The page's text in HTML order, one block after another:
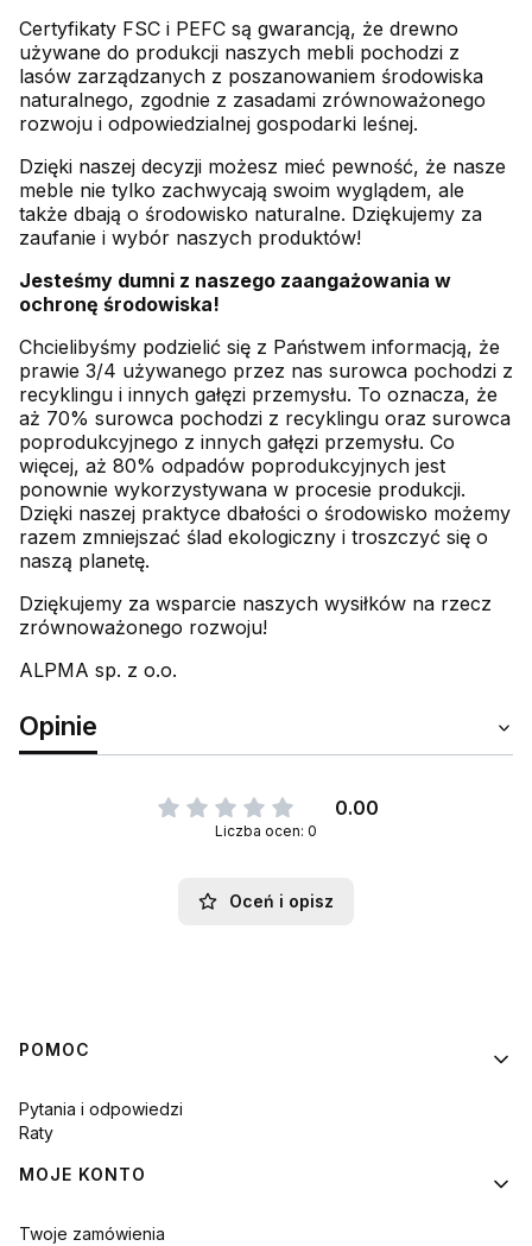
Certyfikaty FSC i PEFC są gwarancją, że drewno
używane do produkcji naszych mebli pochodzi z
lasów zarządzanych z poszanowaniem środowiska
naturalnego, zgodnie z zasadami zrównoważonego
rozwoju i odpowiedzialnej gospodarki leśnej.
Dzięki naszej decyzji możesz mieć pewność, że nasze
meble nie tylko zachwycają swoim wyglądem, ale
także dbają o środowisko naturalne. Dziękujemy za
zaufanie i wybór naszych produktów!
Jesteśmy dumni z naszego zaangażowania w
ochronę środowiska!
Chcielibyśmy podzielić się z Państwem informacją, że
prawie 3/4 używanego przez nas surowca pochodzi z
recyklingu i innych gałęzi przemysłu. To oznacza, że
aż 70% surowca pochodzi z recyklingu oraz surowca
poprodukcyjnego z innych gałęzi przemysłu. Co
więcej, aż 80% odpadów poprodukcyjnych jest
ponownie wykorzystywana w procesie produkcji.
Dzięki naszej praktyce dbałości o środowisko możemy
razem zmniejszać ślad ekologiczny i troszczyć się o
naszą planetę.
Dziękujemy za wsparcie naszych wysiłków na rzecz
zrównoważonego rozwoju!
ALPMA sp. z o.o.
Opinie
0.00
Liczba ocen: 0
Oceń i opisz
Linki w stopce
POMOC
Pytania i odpowiedzi
Raty
MOJE KONTO
Twoje zamówienia